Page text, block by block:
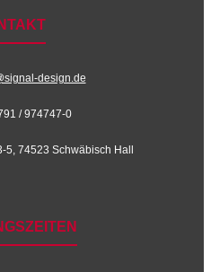
design.de
/ 974747-0
5, 74523 Schwäbisch Hall